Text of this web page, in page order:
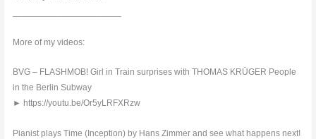
More of my videos:
BVG – FLASHMOB! Girl in Train surprises with THOMAS KRÜGER People
in the Berlin Subway
► https://youtu.be/Or5yLRFXRzw
Pianist plays Time (Inception) by Hans Zimmer and see what happens next!